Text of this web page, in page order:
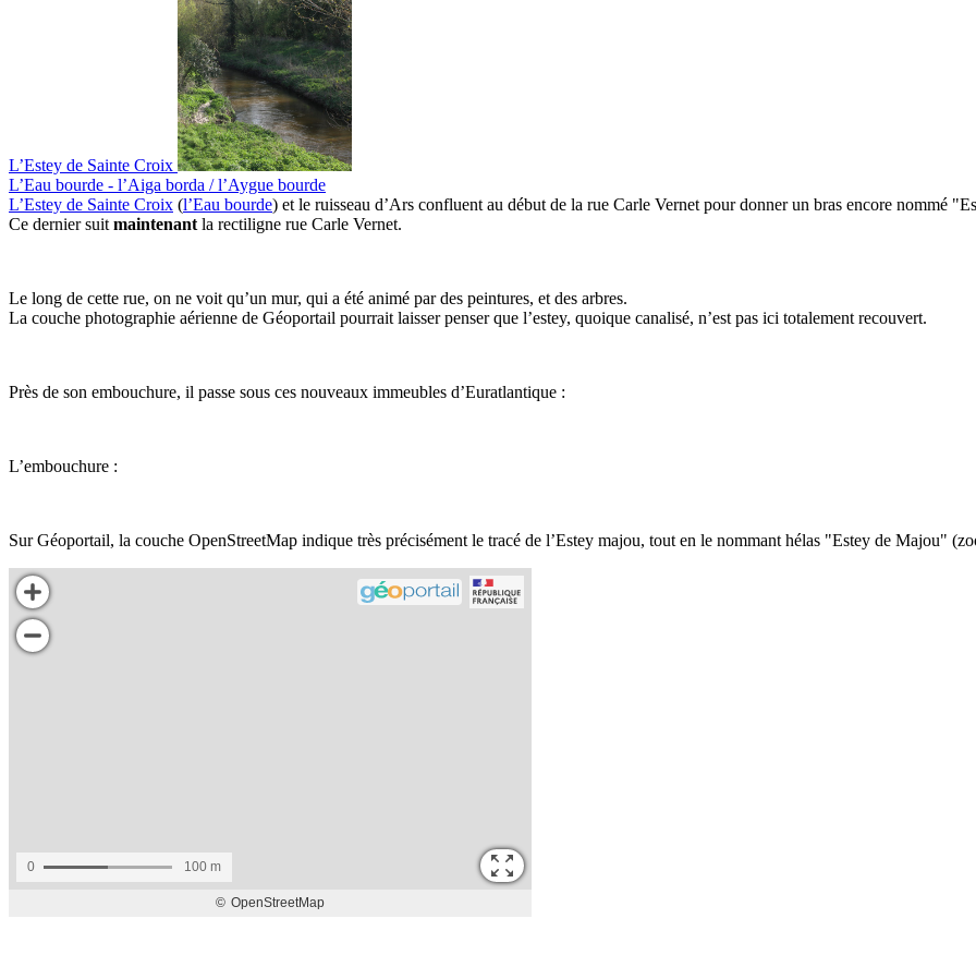
L’Estey de Sainte Croix
L’Eau bourde - l’Aiga borda / l’Aygue bourde
L’Estey de Sainte Croix (l’Eau bourde) et le ruisseau d’Ars confluent au début de la rue Carle Vernet pour donner un bras encore nommé
Ce dernier suit maintenant la rectiligne rue Carle Vernet.
Le long de cette rue, on ne voit qu’un mur, qui a été animé par des peintures, et des arbres.
La couche photographie aérienne de Géoportail pourrait laisser penser que l’estey, quoique canalisé, n’est pas ici totalement recouvert.
Près de son embouchure, il passe sous ces nouveaux immeubles d’Euratlantique :
L’embouchure :
Sur Géoportail, la couche OpenStreetMap indique très précisément le tracé de l’Estey majou, tout en le nommant hélas "Estey de Majou"